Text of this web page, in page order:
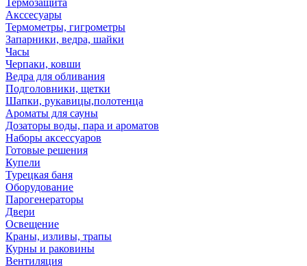
Термозащита
Аксcесуары
Термометры, гигрометры
Запарники, ведра, шайки
Часы
Черпаки, ковши
Ведра для обливания
Подголовники, щетки
Шапки, рукавицы,полотенца
Ароматы для сауны
Дозаторы воды, пара и ароматов
Наборы аксессуаров
Готовые решения
Купели
Турецкая баня
Оборудование
Парогенераторы
Двери
Освещение
Краны, изливы, трапы
Курны и раковины
Вентиляция